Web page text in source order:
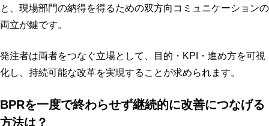
と、現場部門の納得を得るための双方向コミュニケーションの
両立が鍵です。
発注者は両者をつなぐ立場として、目的・KPI・進め方を可視
化し、持続可能な改革を実現することが求められます。
BPRを一度で終わらせず継続的に改善につなげる
方法は？